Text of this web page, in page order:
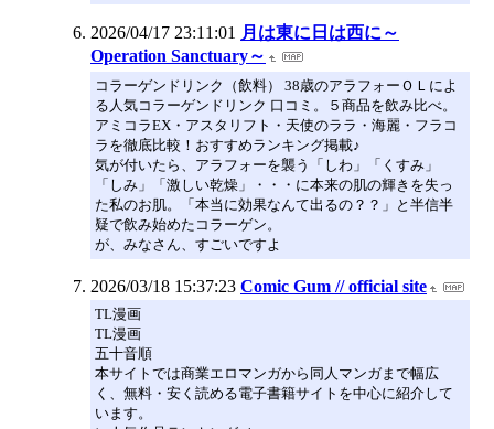
2026/04/17 23:11:01 月は東に日は西に～
Operation Sanctuary～
コラーゲンドリンク（飲料） 38歳のアラフォーＯＬによ
る人気コラーゲンドリンク 口コミ。５商品を飲み比べ。
アミコラEX・アスタリフト・天使のララ・海麗・フラコ
ラを徹底比較！おすすめランキング掲載♪
気が付いたら、アラフォーを襲う「しわ」「くすみ」
「しみ」「激しい乾燥」・・・に本来の肌の輝きを失っ
た私のお肌。「本当に効果なんて出るの？？」と半信半
疑で飲み始めたコラーゲン。
が、みなさん、すごいですよ
2026/03/18 15:37:23 Comic Gum // official site
TL漫画
TL漫画
五十音順
本サイトでは商業エロマンガから同人マンガまで幅広
く、無料・安く読める電子書籍サイトを中心に紹介して
います。